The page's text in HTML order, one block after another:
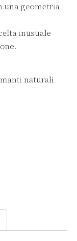
una geometria
inusuale
naturali